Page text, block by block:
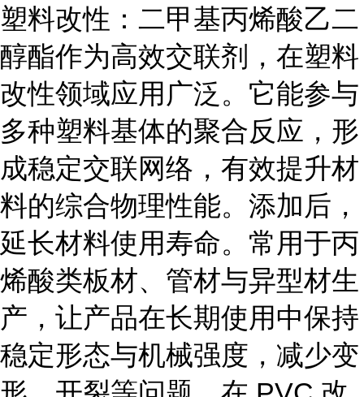
塑料改性： 二甲基丙烯酸乙二
醇酯作为高效交联剂，在塑料
改性领域应用广泛。它能参与
多种塑料基体的聚合反应，形
成稳定交联网络，有效提升材
料的综合物理性能。添加后，
延长材料使用寿命。常用于丙
烯酸类板材、管材与异型材生
产，让产品在长期使用中保持
稳定形态与机械强度，减少变